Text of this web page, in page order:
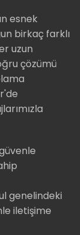
esnek
birkaç farklı
uzun
çözümü
genelindeki
iletişime